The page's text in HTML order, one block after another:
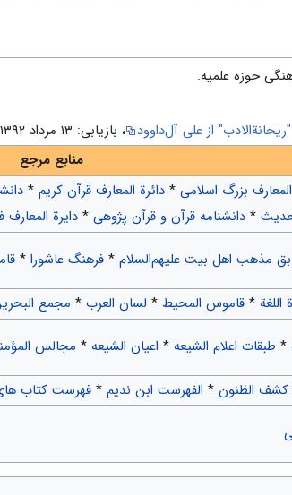
حوزه علميه.
از علی آل‌داوود ، بازیابی: ۱۳ مرداد ۱۳۹۲.
منابع مرجع
بزرگ اسلامی* دائرة المعارف قرآن کریم*
حدیث* دانشنامه قرآن و قرآن پژوهی* دایرة
مذهب اهل بیت علیهم‌السلام* فرهنگ عاشورا*
* قاموس المحیط* لسان العرب* مجمع
* طبقات اعلام الشیعه‌* اعیان الشیعه* مجالس
کشف الظنون* الفهرست ابن ندیم* فهرست کتاب